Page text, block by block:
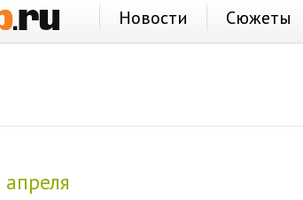
Новости Сюжеты